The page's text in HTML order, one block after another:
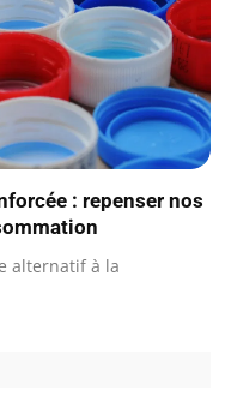
: repenser nos
alternatif à la